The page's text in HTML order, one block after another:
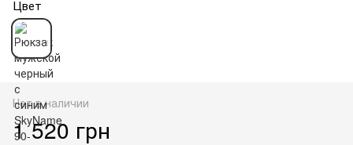
Цвет
Нет в наличии
1 520 грн